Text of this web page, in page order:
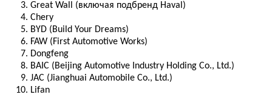
Great Wall (включая подбренд Haval)
Chery
BYD (Build Your Dreams)
FAW (First Automotive Works)
Dongfeng
BAIC (Beijing Automotive Industry Holding Co., Ltd.)
JAC (Jianghuai Automobile Co., Ltd.)
Lifan